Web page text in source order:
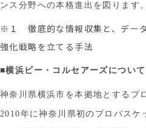
ンス分野への本格進出を図ります。
※１ 徹底的な情報収集と、デー
強化戦略を立てる手法
■横浜ビー・コルセアーズについて
神奈川県横浜市を本拠地とするプ
2010年に神奈川県初のプロバスケ